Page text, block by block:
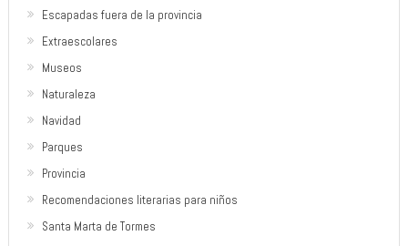
Escapadas fuera de la provincia
Extraescolares
Museos
Naturaleza
Navidad
Parques
Provincia
Recomendaciones literarias para niños
Santa Marta de Tormes